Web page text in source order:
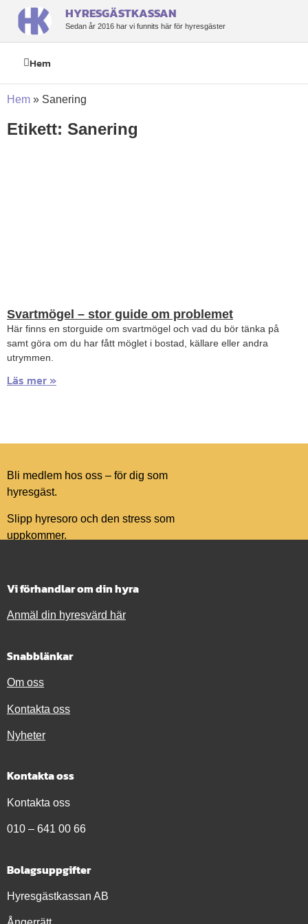
HYRESGÄSTKASSAN
Sedan år 2016 har vi funnits här för hyresgäster
Hem
Hem » Sanering
Etikett: Sanering
Svartmögel – stor guide om problemet
Här finns en storguide om svartmögel och vad du bör tänka på
samt göra om du har fått möglet i bostad, källare eller andra
utrymmen.
Läs mer »
Bli medlem hos oss – för dig som
hyresgäst.
Slipp hyresoro och den stress som
uppkommer.
Vi förhandlar om din hyra
Anmäl din hyresvärd här
Snabblänkar
Om oss
Kontakta oss
Nyheter
Kontakta oss
Kontakta oss
010 – 641 00 66
Bolagsuppgifter
Hyresgästkassan AB